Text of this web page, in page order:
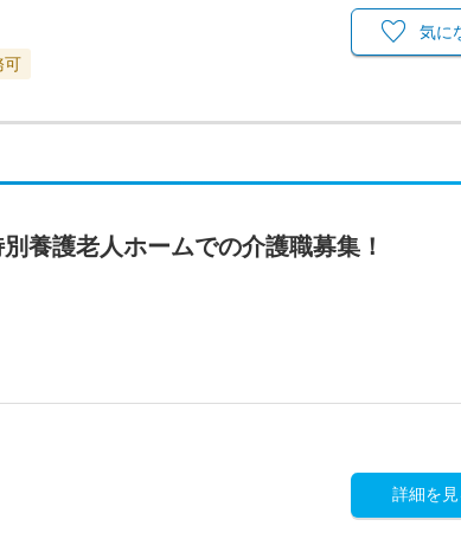
可
気に
養護老人ホームでの介護職募集！
詳細を見